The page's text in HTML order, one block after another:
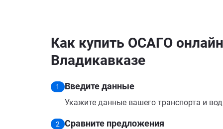
Как купить ОСАГО
Владикавказе
1 Введите данные
Укажите данные вашего транспорта и
2 Сравните предложения